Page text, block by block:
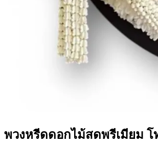
พวงหรีดดอกไม้สดพรีเมียม